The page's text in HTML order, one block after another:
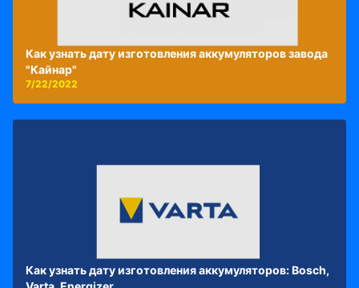
Как узнать дату изготовления аккумуляторов завода
"Кайнар"
7/22/2022
Как узнать дату изготовления аккумуляторов: Bosch,